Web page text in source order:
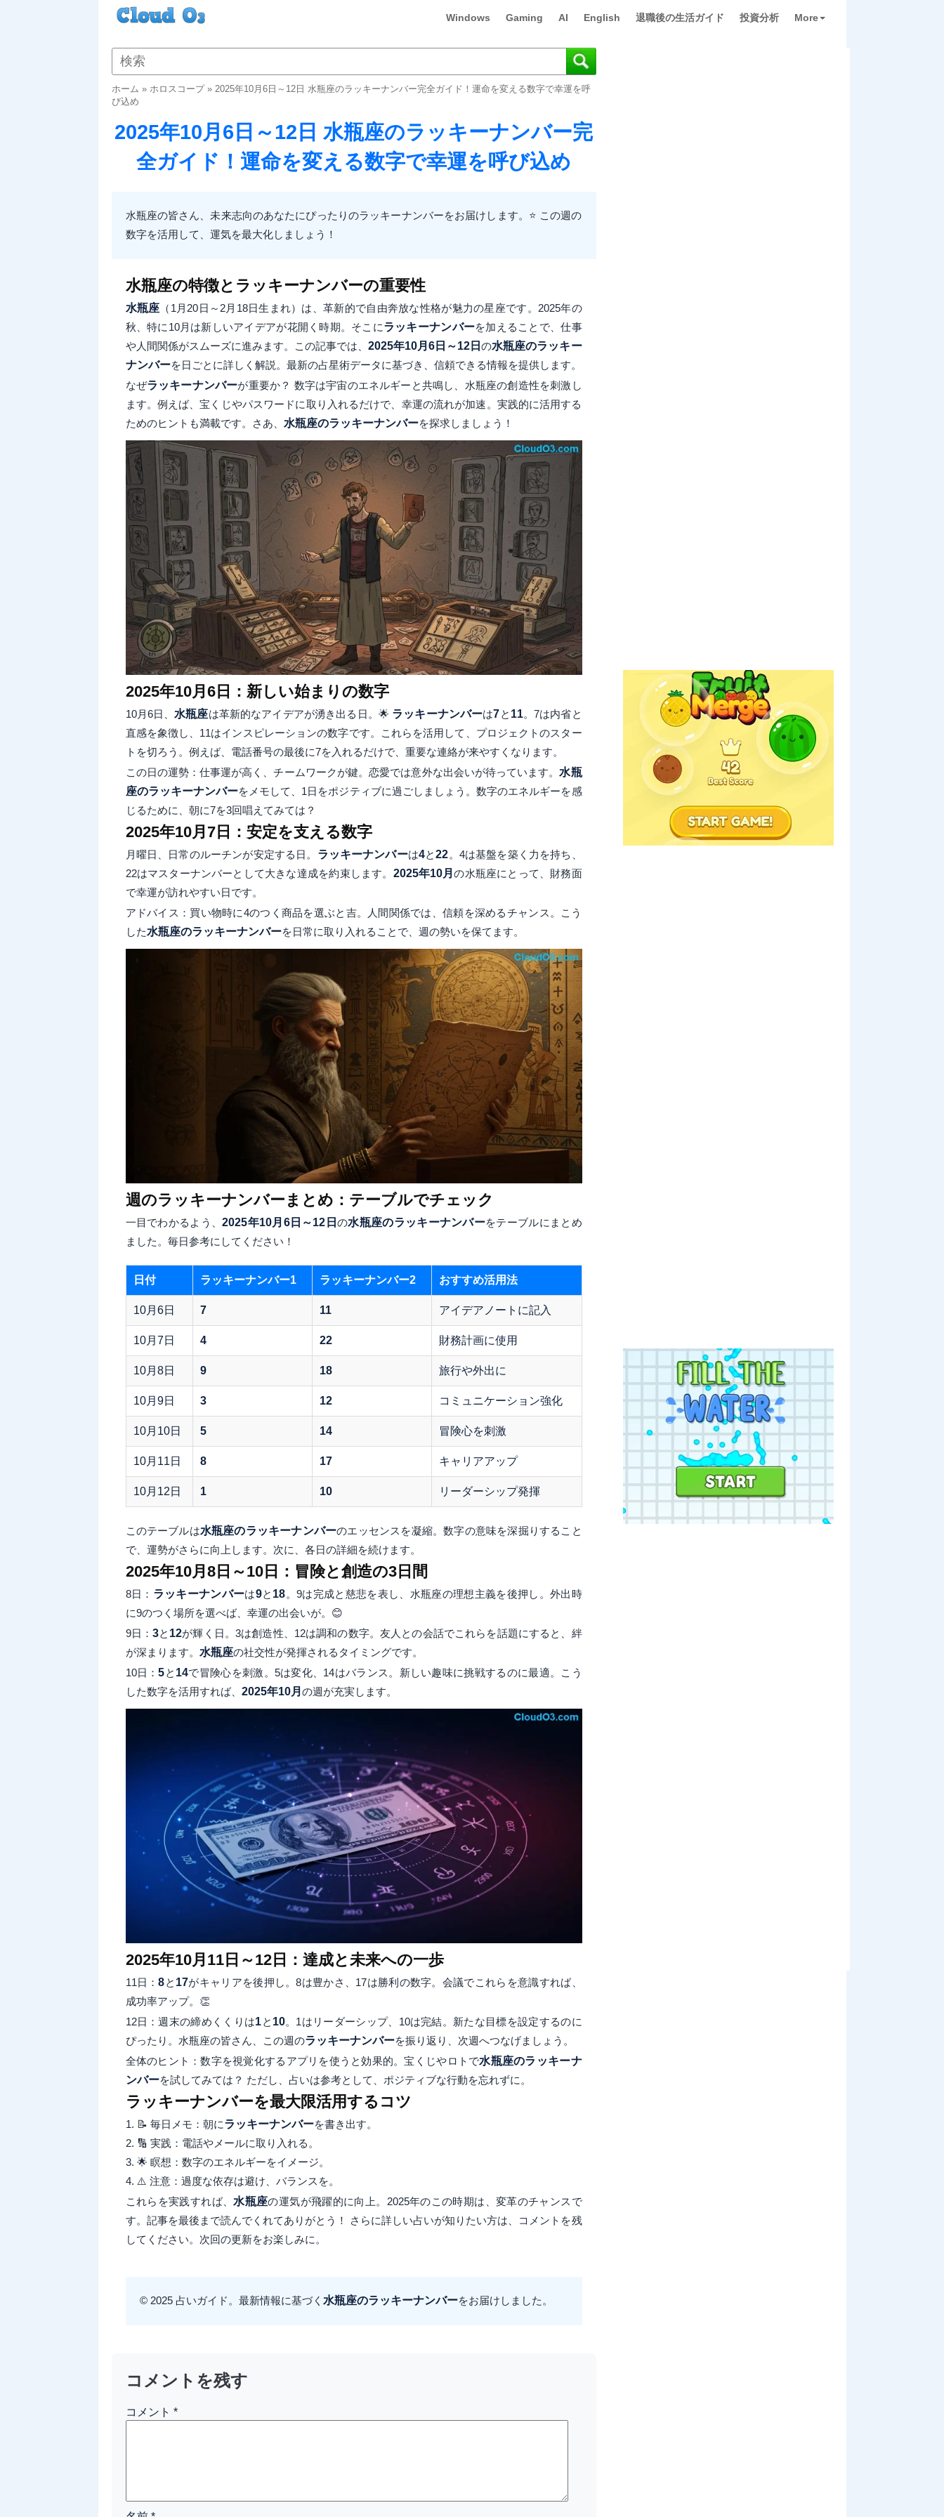
Windows Gaming AI English 退職後の生活ガイド 投資分析 More
ホーム » ホロスコープ» 2025年10月6日～12日 水瓶座のラッキーナンバー完全ガイド！運命を変える数字で幸運を呼
び込め
2025年10月6日～12日 水瓶座のラッキーナンバー完
全ガイド！運命を変える数字で幸運を呼び込め
水瓶座の皆さん、未来志向のあなたにぴったりのラッキーナンバーをお届けします。⭐ この週の
数字を活用して、運気を最大化しましょう！
水瓶座の特徴とラッキーナンバーの重要性
水瓶座 （1月20日～2月18日生まれ）は、革新的で自由奔放な性格が魅力の星座です。2025年の
秋、特に10月は新しいアイデアが花開く時期。そこにラッキーナンバーを加えることで、仕事
や人間関係がスムーズに進みます。この記事では、2025年10月6日～12日の水瓶座のラッキー
ナンバーを日ごとに詳しく解説。最新の占星術データに基づき、信頼できる情報を提供します。
なぜラッキーナンバーが重要か？ 数字は宇宙のエネルギーと共鳴し、水瓶座の創造性を刺激し
ます。例えば、宝くじやパスワードに取り入れるだけで、幸運の流れが加速。実践的に活用する
ためのヒントも満載です。さあ、 水瓶座のラッキーナンバーを探求しましょう！
2025年10月6日：新しい始まりの数字
10月6日、 水瓶座は革新的なアイデアが湧き出る日。🌟 ラッキーナンバーは7と 11。7は内省と
直感を象徴し、11はインスピレーションの数字です。これらを活用して、プロジェクトのスター
トを切ろう。例えば、電話番号の最後に7を入れるだけで、重要な連絡が来やすくなります。
この日の運勢：仕事運が高く、チームワークが鍵。恋愛では意外な出会いが待っています。 水瓶
座のラッキーナンバーをメモして、1日をポジティブに過ごしましょう。数字のエネルギーを感
じるために、朝に7を3回唱えてみては？
2025年10月7日：安定を支える数字
月曜日、日常のルーチンが安定する日。 ラッキーナンバーは4と22。4は基盤を築く力を持ち、
22はマスターナンバーとして大きな達成を約束します。 2025年10月の水瓶座にとって、財務面
で幸運が訪れやすい日です。
アドバイス：買い物時に4のつく商品を選ぶと吉。人間関係では、信頼を深めるチャンス。こう
した水瓶座のラッキーナンバーを日常に取り入れることで、週の勢いを保てます。
週のラッキーナンバーまとめ：テーブルでチェック
一目でわかるよう、2025年10月6日～12日の水瓶座のラッキーナンバーをテーブルにまとめ
ました。毎日参考にしてください！
日付 ラッキーナンバー1 ラッキーナンバー2 おすすめ活用法
10月6日 7 11 アイデアノートに記入
10月7日 4 22 財務計画に使用
10月8日 9 18 旅行や外出に
10月9日 3 12 コミュニケーション強化
10月10日 5 14 冒険心を刺激
10月11日 8 17 キャリアアップ
10月12日 1 10 リーダーシップ発揮
このテーブルは水瓶座のラッキーナンバーのエッセンスを凝縮。数字の意味を深掘りすること
で、運勢がさらに向上します。次に、各日の詳細を続けます。
2025年10月8日～10日：冒険と創造の3日間
8日： ラッキーナンバーは9と 18。9は完成と慈悲を表し、水瓶座の理想主義を後押し。外出時
に9のつく場所を選べば、幸運の出会いが。😊
9日： 3と 12が輝く日。3は創造性、12は調和の数字。友人との会話でこれらを話題にすると、絆
が深まります。 水瓶座の社交性が発揮されるタイミングです。
10日：5と 14で冒険心を刺激。5は変化、14はバランス。新しい趣味に挑戦するのに最適。こう
した数字を活用すれば、 2025年10月 の週が充実します。
2025年10月11日～12日：達成と未来への一歩
11日：8と 17がキャリアを後押し。8は豊かさ、17は勝利の数字。会議でこれらを意識すれば、
成功率アップ。👏
12日：週末の締めくくりは1と 10。1はリーダーシップ、10は完結。新たな目標を設定するのに
ぴったり。水瓶座の皆さん、この週のラッキーナンバーを振り返り、次週へつなげましょう。
全体のヒント：数字を視覚化するアプリを使うと効果的。宝くじやロトで水瓶座のラッキーナ
ンバーを試してみては？ ただし、占いは参考として、ポジティブな行動を忘れずに。
ラッキーナンバーを最大限活用するコツ
1. 📝 毎日メモ：朝にラッキーナンバーを書き出す。
2. 🔢 実践：電話やメールに取り入れる。
3. 🌟 瞑想：数字のエネルギーをイメージ。
4. ⚠️ 注意：過度な依存は避け、バランスを。
これらを実践すれば、 水瓶座の運気が飛躍的に向上。2025年のこの時期は、変革のチャンスで
す。記事を最後まで読んでくれてありがとう！ さらに詳しい占いが知りたい方は、コメントを残
してください。次回の更新をお楽しみに。
© 2025 占いガイド。最新情報に基づく 水瓶座のラッキーナンバーをお届けしました。
コメントを残す
コメント *